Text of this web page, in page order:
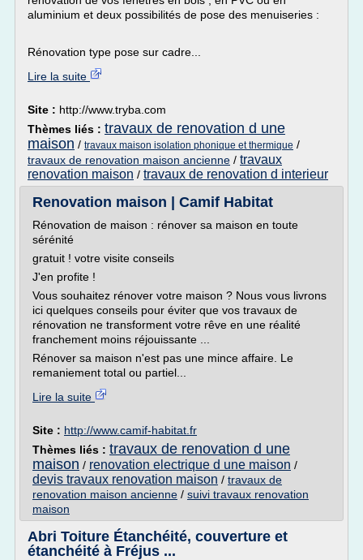
aluminium et deux possibilités de pose des menuiseries :
Rénovation type pose sur cadre...
Lire la suite
Site : http://www.tryba.com
Thèmes liés : travaux de renovation d une
maison / travaux maison isolation phonique et thermique /
travaux de renovation maison ancienne / travaux
renovation maison / travaux de renovation d interieur
Renovation maison | Camif Habitat
Rénovation de maison : rénover sa maison en toute
sérénité
gratuit ! votre visite conseils
J'en profite !
Vous souhaitez rénover votre maison ? Nous vous livrons
ici quelques conseils pour éviter que vos travaux de
rénovation ne transforment votre rêve en une réalité
franchement moins réjouissante ...
Rénover sa maison n'est pas une mince affaire. Le
remaniement total ou partiel...
Lire la suite
Site : http://www.camif-habitat.fr
Thèmes liés : travaux de renovation d une
maison / renovation electrique d une maison /
devis travaux renovation maison / travaux de
renovation maison ancienne / suivi travaux renovation
maison
Abri Toiture Étanchéité, couverture et
étanchéité à Fréjus ...